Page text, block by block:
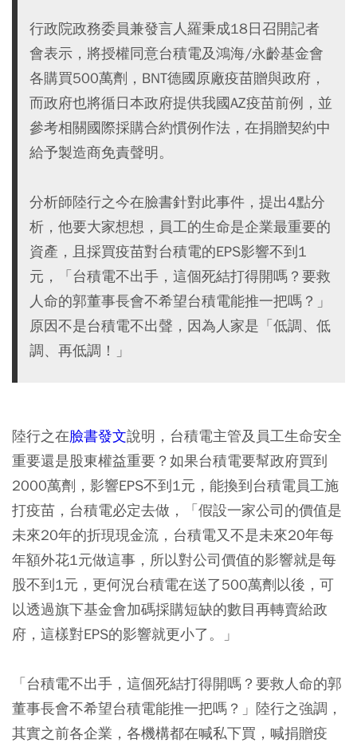
行政院政務委員兼發言人羅秉成18日召開記者
會表示，將授權同意台積電及鴻海/永齡基金會
各購買500萬劑，BNT德國原廠疫苗贈與政府，
而政府也將循日本政府提供我國AZ疫苗前例，並
參考相關國際採購合約慣例作法，在捐贈契約中
給予製造商免責聲明。
分析師陸行之今在臉書針對此事件，提出4點分
析，他要大家想想，員工的生命是企業最重要的
資產，且採買疫苗對台積電的EPS影響不到1
元，「台積電不出手，這個死結打得開嗎？要救
人命的郭董事長會不希望台積電能推一把嗎？」
原因不是台積電不出聲，因為人家是「低調、低
調、再低調！」
陸行之在臉書發文說明，台積電主管及員工生命安全
重要還是股東權益重要？如果台積電要幫政府買到
2000萬劑，影響EPS不到1元，能換到台積電員工施
打疫苗，台積電必定去做，「假設一家公司的價值是
未來20年的折現現金流，台積電又不是未來20年每
年額外花1元做這事，所以對公司價值的影響就是每
股不到1元，更何況台積電在送了500萬劑以後，可
以透過旗下基金會加碼採購短缺的數目再轉賣給政
府，這樣對EPS的影響就更小了。」
「台積電不出手，這個死結打得開嗎？要救人命的郭
董事長會不希望台積電能推一把嗎？」陸行之強調，
其實之前各企業，各機構都在喊私下買，喊捐贈疫